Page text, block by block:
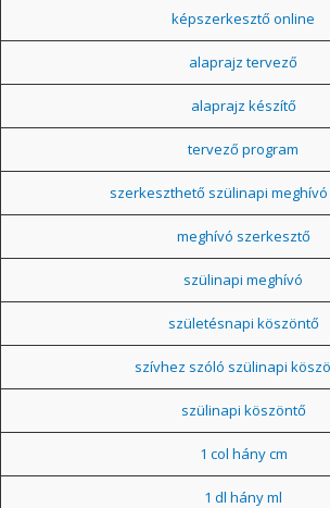
képszerkesztő online
alaprajz tervező
alaprajz készítő
tervező program
szerkeszthető szülinapi
meghívó szerkesztő
szülinapi meghívó
születésnapi köszöntő
szívhez szóló szülinapi
szülinapi köszöntő
1 col hány cm
1 dl hány ml